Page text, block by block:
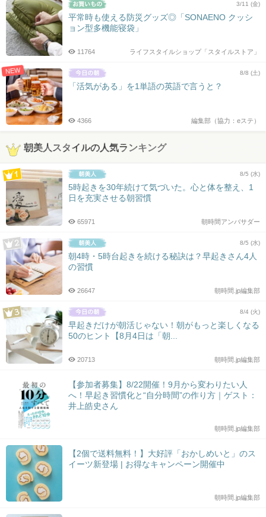
3/11 (金)
平常時も使える防災グッズ◎「SONAENO クッシ
ョン型多機能寝袋」
ライフスタイルショップ「スタイルストア」
11764
NEW 8/8 (土)
「活気がある」を1単語の英語で言うと？
編集部（協力：eステ）
4366
朝美人スタイルの人気ランキング
8/5 (水)
5時起きを30年続けて気づいた。心と体を整え、1
日を充実させる朝習慣
朝時間アンバサダー
65971
8/5 (水)
朝4時・5時台起きを続ける秘訣は？早起きさん4人
の習慣
朝時間.jp編集部
26647
8/4 (火)
早起きだけが朝活じゃない！朝がもっと楽しくなる
50のヒント【8月4日は「朝...
朝時間.jp編集部
20713
【参加者募集】8/22開催！9月から変わりたい人
へ！早起き習慣化と“自分時間”の作り方｜ゲスト：
井上皓史さん
朝時間.jp編集部
【2個で送料無料！】大好評「おかしめいと」のス
イーツ新登場 | お得なキャンペーン開催中
朝時間.jp編集部